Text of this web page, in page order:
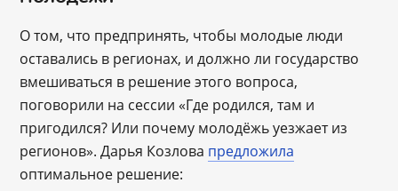
О том, что предпринять, чтобы молодые люди
оставались в регионах, и должно ли государство
вмешиваться в решение этого вопроса,
поговорили на сессии «Где родился, там и
пригодился? Или почему молодёжь уезжает из
регионов». Дарья Козлова предложила
оптимальное решение: